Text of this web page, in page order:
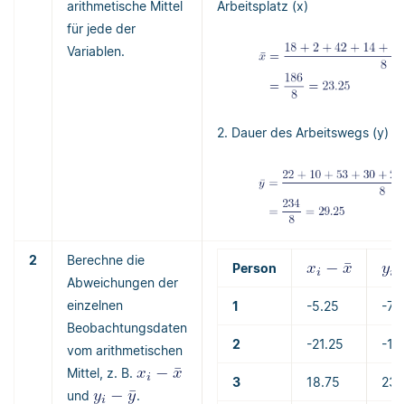
arithmetische Mittel
für jede der
Variablen.
Arbeitsplatz (x)
2. Dauer des Arbeitswegs (y)
2
Berechne die
Abweichungen der
einzelnen
Beobachtungsdaten
vom arithmetischen
Mittel, z. B.
und
.
Person
1 -5.25 -
2 -21.25 -
3 18.75